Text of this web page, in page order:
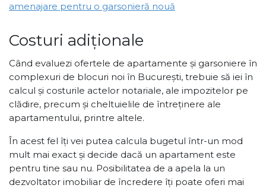
amenajare pentru o garsonieră nouă
Costuri adiționale
Când evaluezi ofertele de apartamente și garsoniere în
complexuri de blocuri noi în București, trebuie să iei în
calcul și costurile actelor notariale, ale impozitelor pe
clădire, precum și cheltuielile de întreținere ale
apartamentului, printre altele.
În acest fel îți vei putea calcula bugetul într-un mod
mult mai exact și decide dacă un apartament este
pentru tine sau nu. Posibilitatea de a apela la un
dezvoltator imobiliar de încredere îți poate oferi mai